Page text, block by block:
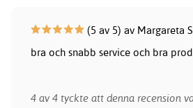
(5 av 5) av Margareta
bra och snabb service och bra
4 av 4 tyckte att denna recension